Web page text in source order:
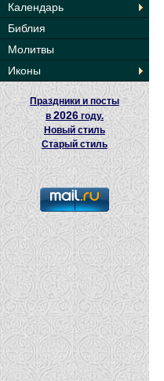
Календарь
Библия
Молитвы
Иконы
Праздники и посты
в 2026 году.
Новый стиль
Старый стиль